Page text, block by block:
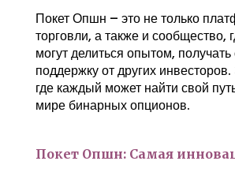
Покет Опшн – это не только
торговли, а также и сообщество,
могут делиться опытом,
поддержку от других
где каждый может найти свой
мире бинарных опционов.
Покет Опшн: Самая